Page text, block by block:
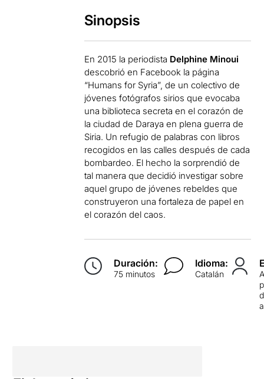
Sinopsis
En 2015 la periodista Delphine Minoui
descobrió en Facebook la página
“Humans for Syria”, de un colectivo de
jóvenes fotógrafos sirios que evocaba
una biblioteca secreta en el corazón de
la ciudad de Daraya en plena guerra de
Siria. Un refugio de palabras con libros
recogidos en las calles después de cada
bombardeo. El hecho la sorprendió de
tal manera que decidió investigar sobre
aquel grupo de jóvenes rebeldes que
construyeron una fortaleza de papel en
el corazón del caos.
Duración:
75 minutos
Idioma:
Catalán